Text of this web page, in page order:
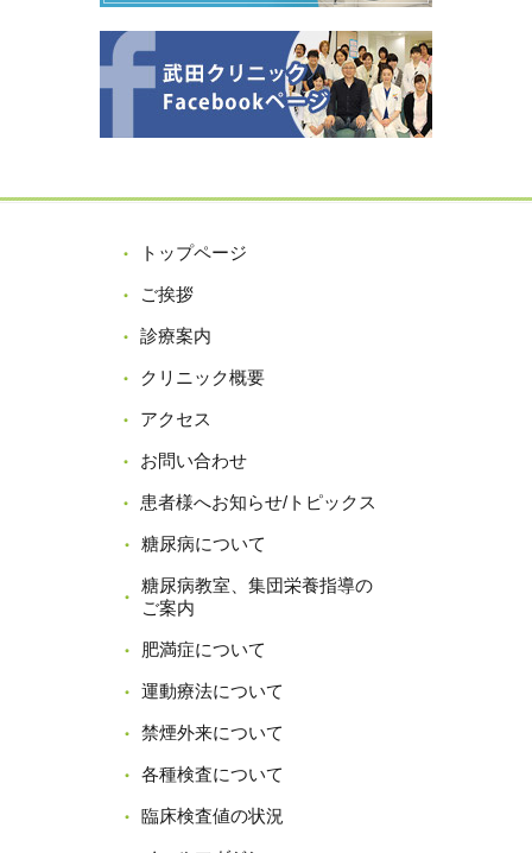
トップページ
ご挨拶
診療案内
クリニック概要
アクセス
お問い合わせ
患者様へお知らせ/トピックス
糖尿病について
糖尿病教室、集団栄養指導の
ご案内
肥満症について
運動療法について
禁煙外来について
各種検査について
臨床検査値の状況